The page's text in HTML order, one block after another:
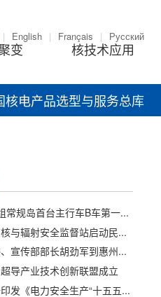
English Français Русский
变 核技术应用
核电产品选型与服务总库
陆丰核电1号机组常规岛首台主行车B车第一根主梁吊装就位
生态环境部华东核与辐射安全监督站启动民用核安全设备安装单位防造假专项检查
广东省省委常委、宣传部部长胡劲军到惠州调研：向海图强加快推动海洋经济高质量发展
导产业技术创新联盟成立
国家能源局关于印发《电力安全生产“十五五”行动计划》的通知